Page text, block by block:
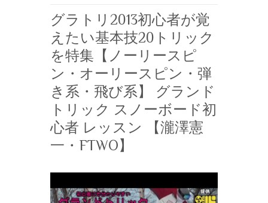
グラトリ2013初心者が覚
えたい基本技20トリック
を特集【ノーリースピ
ン・オーリースピン・弾
き系・飛び系】 グランド
トリック スノーボード初
心者 レッスン 【瀧澤憲
一・FTWO】